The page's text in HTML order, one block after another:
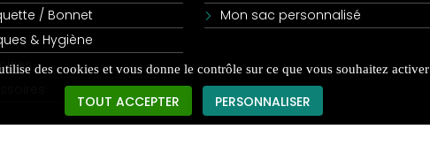
/ Bonnet
& Hygiène
Mon sac personnalisé
des cookies et vous donne le contrôle sur ce que vous souhaitez activer
TOUT ACCEPTER PERSONNALISER